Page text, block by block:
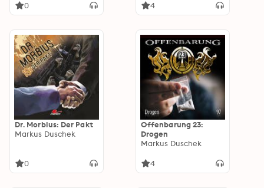
0 4
Dr. Morbius: Der Pakt
Markus Duschek
0
Offenbarung 23:
Drogen
Markus Duschek
4